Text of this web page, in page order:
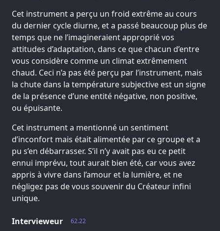
Cet instrument a perçu un froid extrême au cours
du dernier cycle diurne, et a passé beaucoup plus de
temps que ne l’imagineraient approprié vos
attitudes d’adaptation, dans ce que chacun d’entre
vous considère comme un climat extrêmement
chaud. Ceci n’a pas été perçu par l’instrument, mais
la chute dans la température subjective est un signe
de la présence d’une entité négative, non positive,
ou épuisante.
Cet instrument a mentionné un sentiment
d’inconfort mais était alimentée par ce groupe et a
pu s’en débarrasser. S’il n’y avait pas eu ce petit
ennui imprévu, tout aurait bien été, car vous avez
appris à vivre dans l’amour et la lumière, et ne
négligez pas de vous souvenir du Créateur infini
unique.
62.22
Intervieweur